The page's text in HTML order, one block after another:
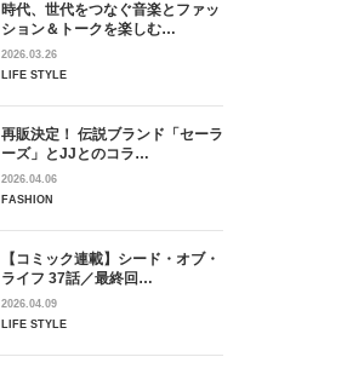
時代、世代をつなぐ音楽とファッ
ション＆トークを楽しむ…
2026.03.26
LIFE STYLE
再販決定！ 伝説ブランド「セーラ
ーズ」とJJとのコラ…
2026.04.06
FASHION
【コミック連載】シード・オブ・
ライフ 37話／最終回…
2026.04.09
LIFE STYLE